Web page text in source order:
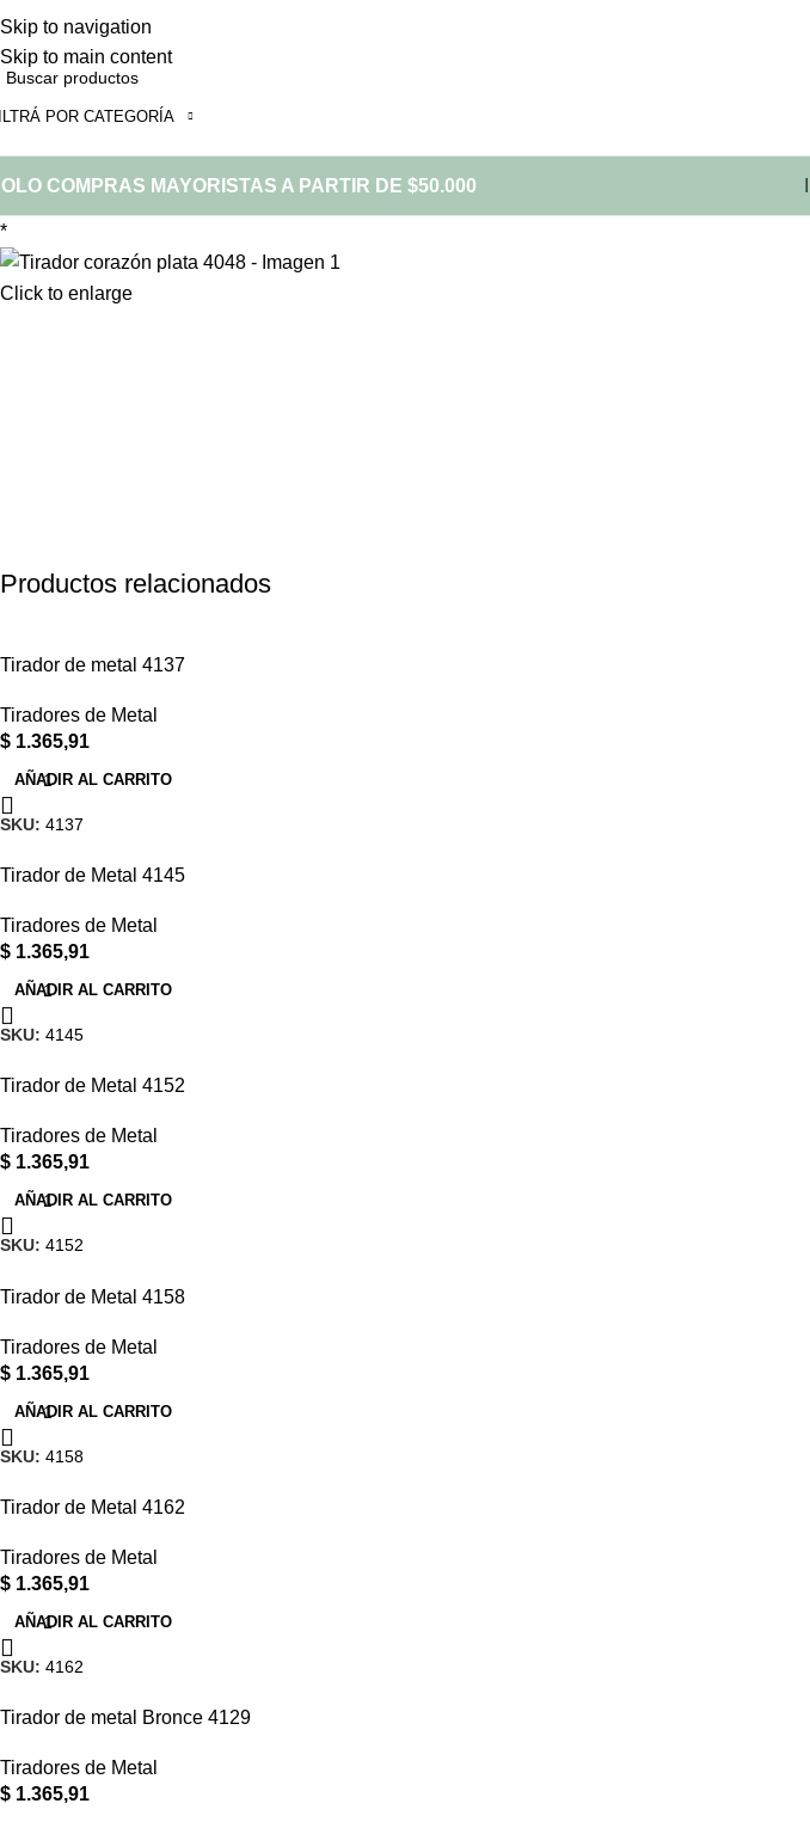
Skip to navigation
Skip to main content
POR CATEGORÍA
COMPRAS MAYORISTAS A PARTIR DE $50.000
*
Click to enlarge
Productos relacionados
Tirador de metal 4137
Tiradores de Metal
$ 1.365,91
AÑADIR AL CARRITO
SKU: 4137
Tirador de Metal 4145
Tiradores de Metal
$ 1.365,91
AÑADIR AL CARRITO
SKU: 4145
Tirador de Metal 4152
Tiradores de Metal
$ 1.365,91
AÑADIR AL CARRITO
SKU: 4152
Tirador de Metal 4158
Tiradores de Metal
$ 1.365,91
AÑADIR AL CARRITO
SKU: 4158
Tirador de Metal 4162
Tiradores de Metal
$ 1.365,91
AÑADIR AL CARRITO
SKU: 4162
Tirador de metal Bronce 4129
Tiradores de Metal
$ 1.365,91